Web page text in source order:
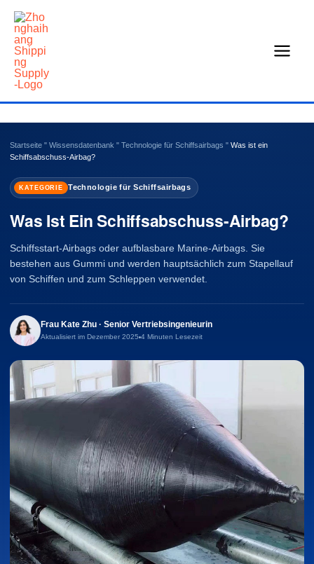
Zum
Inhalt
springen
Startseite " Wissensdatenbank " Technologie für Schiffsairbags " Was ist ein
Schiffsabschuss-Airbag?
KATEGORIE Technologie für Schiffsairbags
Was Ist Ein Schiffsabschuss-Airbag?
Schiffsstart-Airbags oder aufblasbare Marine-Airbags. Sie
bestehen aus Gummi und werden hauptsächlich zum Stapellauf
von Schiffen und zum Schleppen verwendet.
Frau Kate Zhu · Senior Vertriebsingenieurin
Aktualisiert im Dezember 2025 4 Minuten Lesezeit